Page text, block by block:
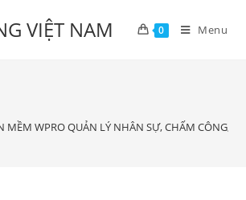
VIỆT NAM 0 Menu
MỀM WPRO QUẢN LÝ NHÂN SỰ, CHẤM CÔNG,